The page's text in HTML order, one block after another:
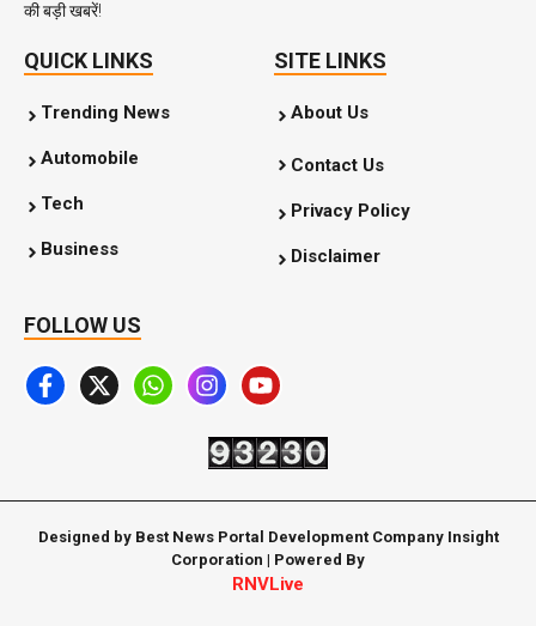
की बड़ी खबरें!
QUICK LINKS
Trending News
Automobile
Tech
Business
SITE LINKS
About Us
Contact Us
Privacy Policy
Disclaimer
FOLLOW US
Designed by Best News Portal Development Company Insight
Corporation | Powered By
RNVLive